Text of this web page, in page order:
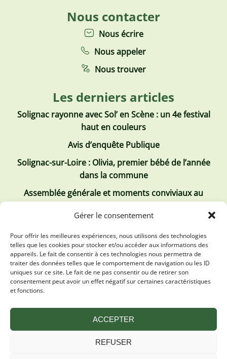
Gérer le consentement
Pour offrir les meilleures expériences, nous utilisons des technologies
telles que les cookies pour stocker et/ou accéder aux informations des
appareils. Le fait de consentir à ces technologies nous permettra de
traiter des données telles que le comportement de navigation ou les ID
uniques sur ce site. Le fait de ne pas consentir ou de retirer son
consentement peut avoir un effet négatif sur certaines caractéristiques
et fonctions.
ACCEPTER
REFUSER
Nous contacter
Nous écrire
Nous appeler
Nous trouver
Les derniers articles
Solignac rayonne avec Sol’ en Scène : un 4e festival
haut en couleurs
Avis d’enquête Publique
Solignac-sur-Loire : Olivia, premier bébé de l’année
dans la commune
Assemblée générale et moments conviviaux au
Club Tous ensemble
Les derniers comptes rendus
Conseil municipal 2 juillet 2026
Conseil Municipal du 30 avril 2026